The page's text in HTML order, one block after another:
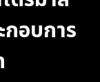
อบการ